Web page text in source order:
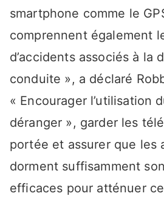
smartphone comme le
comprennent également
d’accidents associés à la
conduite », a déclaré
« Encourager l’utilisation
déranger », garder les
portée et assurer que les
dorment suffisamment
efficaces pour atténuer